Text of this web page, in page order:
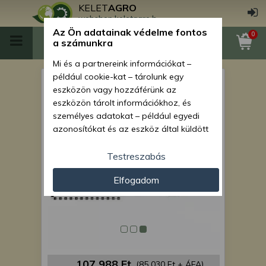
KELETAGRO
webshop.keletagro.hu
0
Force 915 4 funkciós kanál
hidraulika munkahenger
Az Ön adatainak védelme fontos
a számunkra
Mi és a partnereink információkat –
például cookie-kat – tárolunk egy
eszközön vagy hozzáférünk az
eszközön tárolt információkhoz, és
személyes adatokat – például egyedi
azonosítókat és az eszköz által küldött
személyre szabott hirdetések és
tartalom nyújtásához, hirdetés- és
tartalomméréshez, nézettségi adatok
gyűjtéséhez, valamint termékek
partnereink eszközleolvasásos
adatokat és azonosítási információkat
Testreszabás
Elfogadom